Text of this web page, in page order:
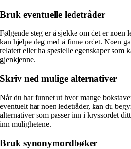
Bruk eventuelle ledetråder
Følgende steg er å sjekke om det er noen
kan hjelpe deg med å finne ordet. Noen
relatert eller ha spesielle egenskaper som
gjenkjenne.
Skriv ned mulige alternativer
Når du har funnet ut hvor mange
eventuelt har noen ledetråder, kan du
alternativer som passer inn i kryssordet
inn mulighetene.
Bruk synonymordbøker